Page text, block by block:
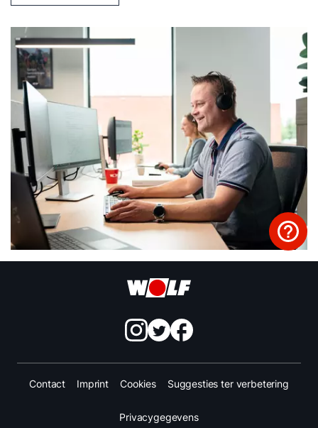
Contact Imprint Cookies Suggesties ter verbetering
Privacygegevens